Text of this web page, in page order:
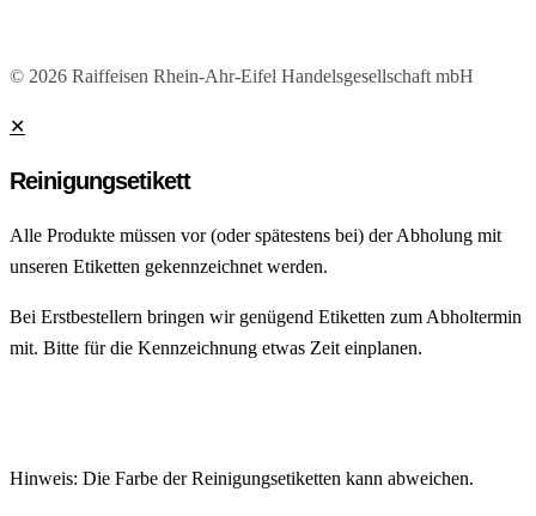
© 2026 Raiffeisen Rhein-Ahr-Eifel Handelsgesellschaft mbH
✕
Reinigungsetikett
Alle Produkte müssen vor (oder spätestens bei) der Abholung mit
unseren Etiketten gekennzeichnet werden.
Bei Erstbestellern bringen wir genügend Etiketten zum Abholtermin
mit. Bitte für die Kennzeichnung etwas Zeit einplanen.
Hinweis: Die Farbe der Reinigungsetiketten kann abweichen.